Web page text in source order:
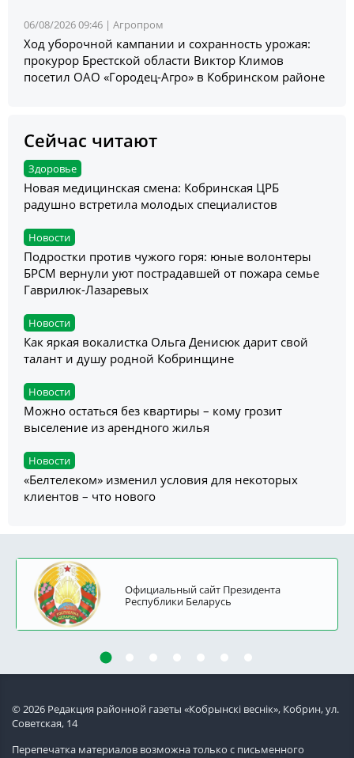
06/08/2026 09:46 | Агропром
Ход уборочной кампании и сохранность урожая:
прокурор Брестской области Виктор Климов
посетил ОАО «Городец-Агро» в Кобринском районе
Сейчас читают
Здоровье
Новая медицинская смена: Кобринская ЦРБ
радушно встретила молодых специалистов
Новости
Подростки против чужого горя: юные волонтеры
БРСМ вернули уют пострадавшей от пожара семье
Гаврилюк-Лазаревых
Новости
Как яркая вокалистка Ольга Денисюк дарит свой
талант и душу родной Кобринщине
Новости
Можно остаться без квартиры – кому грозит
выселение из арендного жилья
Новости
«Белтелеком» изменил условия для некоторых
клиентов – что нового
Официальный сайт Президента
Республики Беларусь
© 2026 Редакция районной газеты «Кобрынскi веснiк», Кобрин, ул.
Советская, 14
Перепечатка материалов возможна только с письменного